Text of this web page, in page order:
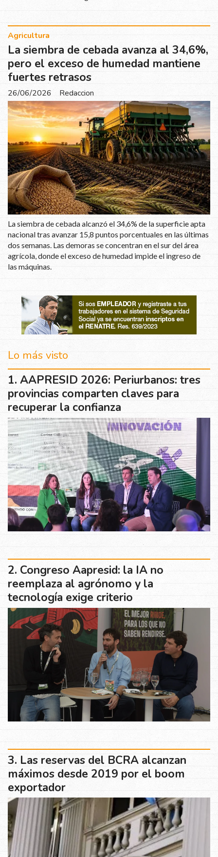
La siembra de cebada avanza al 34,6%,
pero el exceso de humedad mantiene
fuertes retrasos
Redaccion
Agricultura
26/06/2026
La siembra de cebada alcanzó el 34,6% de la superficie apta
nacional tras avanzar 15,8 puntos porcentuales en las últimas
dos semanas. Las demoras se concentran en el sur del área
agrícola, donde el exceso de humedad impide el ingreso de
las máquinas.
Lo más visto
AAPRESID 2026: Periurbanos: tres
provincias comparten claves para
recuperar la confianza
Congreso Aapresid: la IA no
reemplaza al agrónomo y la
tecnología exige criterio
Las reservas del BCRA alcanzan
máximos desde 2019 por el boom
exportador